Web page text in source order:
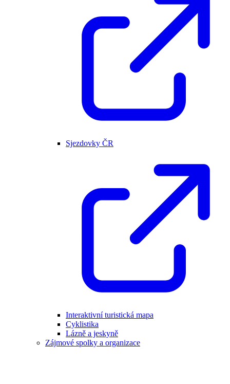
Sjezdovky ČR
Interaktivní turistická mapa
Cyklistika
Lázně a jeskyně
Zájmové spolky a organizace